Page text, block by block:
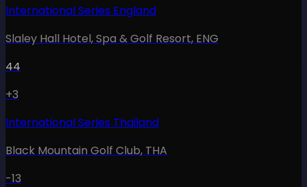
International Series England
Slaley Hall Hotel, Spa & Golf Resort, ENG
44
+3
International Series Thailand
Black Mountain Golf Club, THA
-13